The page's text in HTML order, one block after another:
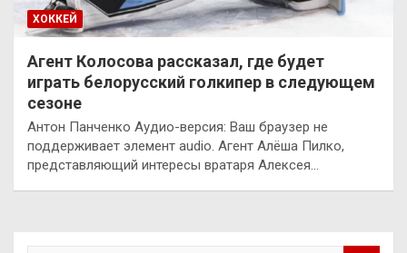
ХОККЕЙ
Агент Колосова рассказал, где будет
играть белорусский голкипер в следующем
сезоне
Антон Панченко Аудио-версия: Ваш браузер не
поддерживает элемент audio. Агент Алёша Пилко,
представляющий интересы вратаря Алексея…